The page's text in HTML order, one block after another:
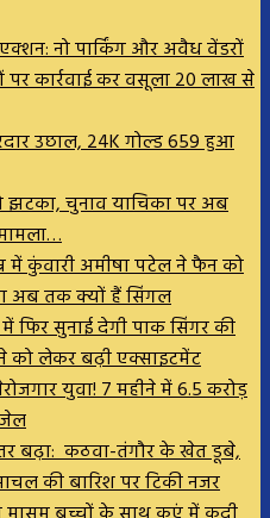
नो पार्किंग और अवैध वेंडरों
कार्रवाई कर वसूला 20 लाख से
उछाल, 24K गोल्ड ₹659 हुआ
झटका, चुनाव याचिका पर अब
में कुंवारी अमीषा पटेल ने फैन को
अब तक क्यों हैं सिंगल
में फिर सुनाई देगी पाक सिंगर की
को लेकर बढ़ी एक्साइटमेंट
युवा! 7 महीने में 6.5 करोड़
बढ़ा: कठवा-तंगौर के खेत डूबे,
की बारिश पर टिकी नजर